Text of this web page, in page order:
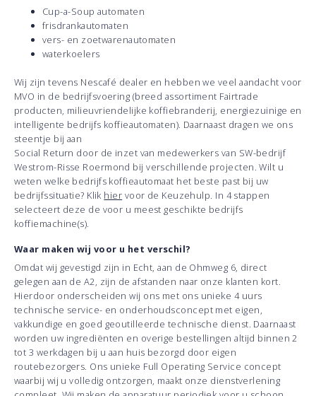
Cup-a-Soup automaten
frisdrankautomaten
vers- en zoetwarenautomaten
waterkoelers
Wij zijn tevens Nescafé dealer en hebben we veel aandacht voor
MVO in de bedrijfsvoering (breed assortiment Fairtrade
producten, milieuvriendelijke koffiebranderij, energiezuinige en
intelligente bedrijfs koffieautomaten). Daarnaast dragen we ons
steentje bij aan
Social Return door de inzet van medewerkers van SW-bedrijf
Westrom-Risse Roermond bij verschillende projecten. Wilt u
weten welke bedrijfs koffieautomaat het beste past bij uw
bedrijfssituatie? Klik hier voor de Keuzehulp. In 4 stappen
selecteert deze de voor u meest geschikte bedrijfs
koffiemachine(s).
Waar maken wij voor u het verschil?
Omdat wij gevestigd zijn in Echt, aan de Ohmweg 6, direct
gelegen aan de A2, zijn de afstanden naar onze klanten kort.
Hierdoor onderscheiden wij ons met ons unieke 4 uurs
technische service- en onderhoudsconcept met eigen,
vakkundige en goed geoutilleerde technische dienst. Daarnaast
worden uw ingrediënten en overige bestellingen altijd binnen 2
tot 3 werkdagen bij u aan huis bezorgd door eigen
routebezorgers. Ons unieke Full Operating Service concept
waarbij wij u volledig ontzorgen, maakt onze dienstverlening